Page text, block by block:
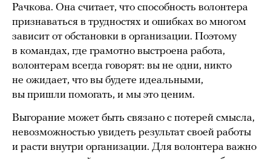
Рачкова. Она считает, что способность волонтера
признаваться в трудностях и ошибках во многом
зависит от обстановки в организации. Поэтому
в командах, где грамотно выстроена работа,
волонтерам всегда говорят: вы не одни, никто
не ожидает, что вы будете идеальными,
вы пришли помогать, и мы это ценим.
Выгорание может быть связано с потерей смысла,
невозможностью увидеть результат своей работы
и расти внутри организации. Для волонтера важно